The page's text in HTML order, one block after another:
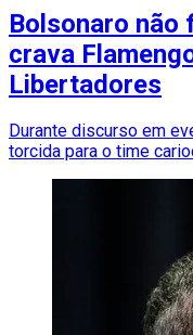
Bolsonaro não
crava
Libertadores
Durante discurso em
torcida para o time